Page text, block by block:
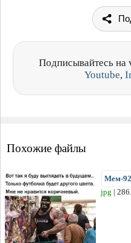
Подписывайтесь на
Youtube,
Похожие файлы
Мем-
jpg |